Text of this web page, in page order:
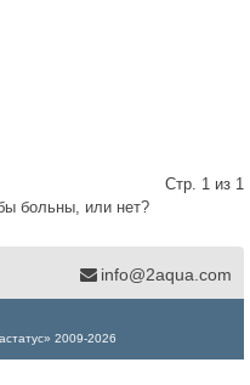
Стр. 1 из 1
больны, или нет?
info@2aqua.com
2009-2026